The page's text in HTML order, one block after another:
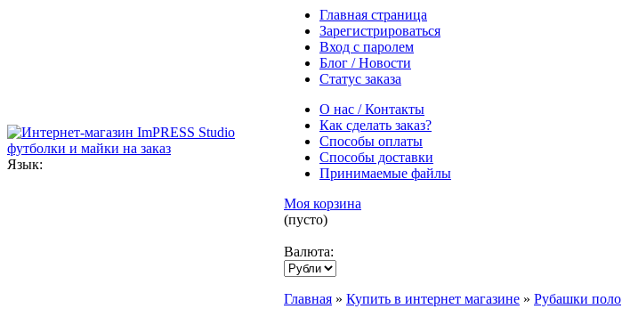
Язык:
Главная страница
Зарегистрироваться
Вход с паролем
Блог / Новости
Статус заказа
О нас / Контакты
Как сделать заказ?
Способы оплаты
Способы доставки
Принимаемые файлы
Моя корзина
(пусто)
Валюта:
Главная » Купить в интернет магазине » Рубашки поло